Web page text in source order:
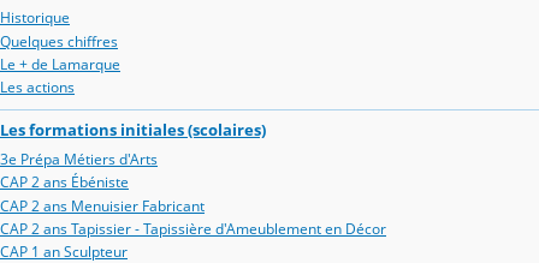
Historique
Quelques chiffres
Le + de Lamarque
Les actions
Les formations initiales (scolaires)
3e Prépa Métiers d'Arts
CAP 2 ans Ébéniste
CAP 2 ans Menuisier Fabricant
CAP 2 ans Tapissier - Tapissière d'Ameublement en Décor
CAP 1 an Sculpteur